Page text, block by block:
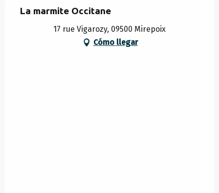
La marmite Occitane
17 rue Vigarozy, 09500 Mirepoix
Cómo llegar